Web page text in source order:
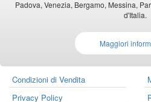
Padova, Venezia, Bergamo, Messina,
d'Italia.
Maggiori
Condizioni di Vendita
Privacy Policy